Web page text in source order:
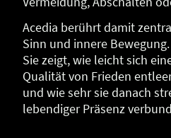
Acedia berührt damit
Sinn und innere Bewegung.
Sie zeigt, wie leicht sich
Qualität von Frieden
und wie sehr sie danach
lebendiger Präsenz